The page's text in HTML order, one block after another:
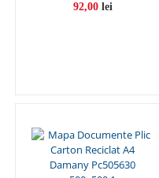
92,00 lei